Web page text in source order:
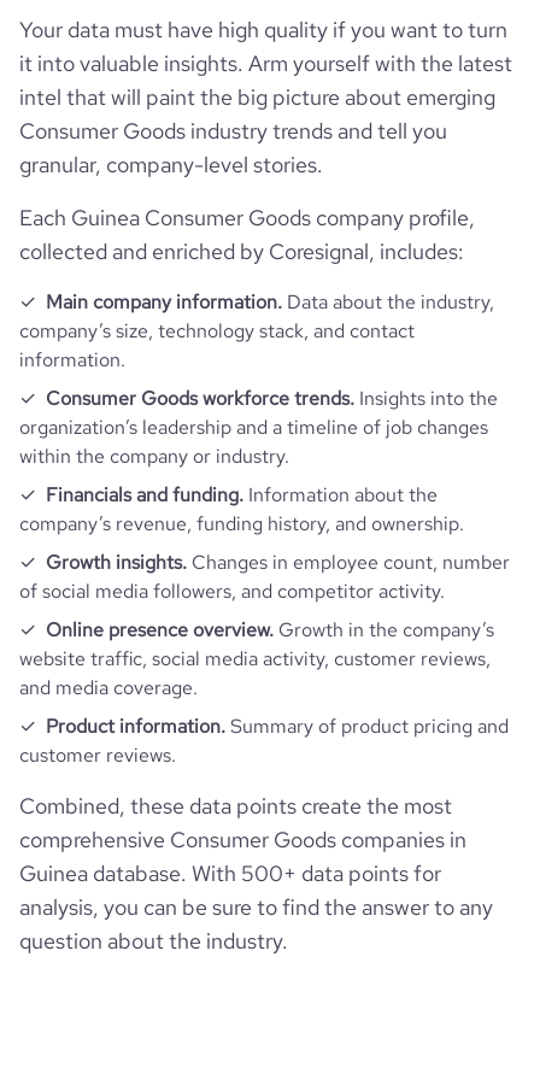
Firmographics
company_name Anadi Guinée
founded_year
size_range 1-10 employees
employees_count 4
hq_country
hq_country_iso2
hq_country_iso3 GIN
hq_location Conakry, Conakry, Guinea
hq_full_address
Follower counts & changes
followers_count_professional_network
Company websites and social media
website https://www.anadiguinee.com
professional_network_url
network.com/company/anadi-
Website traffic
total_website_visits_monthly
visits_change_monthly 54.03
bounce_rate
pages_per_visit 5.91
average_visit_duration_seconds 20
Your data must have high quality if you want to turn
it into valuable insights. Arm yourself with the latest
intel that will paint the big picture about emerging
Consumer Goods industry trends and tell you
granular, company-level stories.
Each Guinea Consumer Goods company profile,
collected and enriched by Coresignal, includes:
Main company information. Data about the industry,
company’s size, technology stack, and contact
information.
Consumer Goods workforce trends. Insights into the
organization’s leadership and a timeline of job changes
within the company or industry.
Financials and funding. Information about the
company’s revenue, funding history, and ownership.
Growth insights. Changes in employee count, number
of social media followers, and competitor activity.
Online presence overview. Growth in the company’s
website traffic, social media activity, customer reviews,
and media coverage.
Product information.Summary of product pricing and
customer reviews.
Combined, these data points create the most
comprehensive Consumer Goods companies in
Guinea database. With 500+ data points for
analysis, you can be sure to find the answer to any
question about the industry.